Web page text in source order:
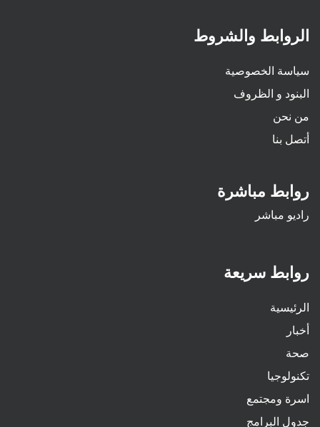
الروابط والشروط
سياسة الخصوصية
البنود و الظروف
من نحن
أتصل بنا
روابط مباشرة
راديو مباشر
روابط سريعة
الرئيسية
أخبار
صحة
تكنولوجيا
اسرة ومجتمع
جدول البرامج